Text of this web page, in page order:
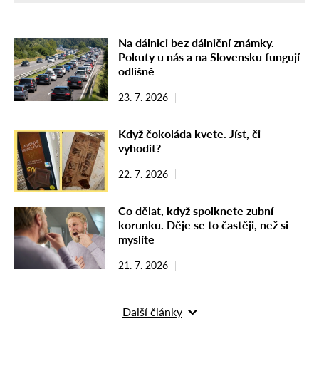
Na dálnici bez dálniční známky.
Pokuty u nás a na Slovensku fungují
odlišně
23. 7. 2026
Když čokoláda kvete. Jíst, či
vyhodit?
22. 7. 2026
Co dělat, když spolknete zubní
korunku. Děje se to častěji, než si
myslíte
21. 7. 2026
Další články